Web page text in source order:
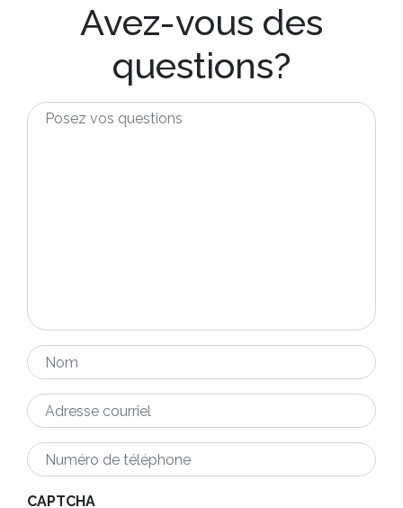
Avez-vous des
questions?
Posez
vos
Nom
Adresse
courriel *
Numéro
de
CAPTCHA